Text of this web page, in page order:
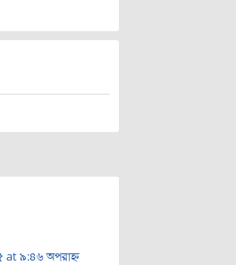
at ৯:৪৬ অপরাহ্ন